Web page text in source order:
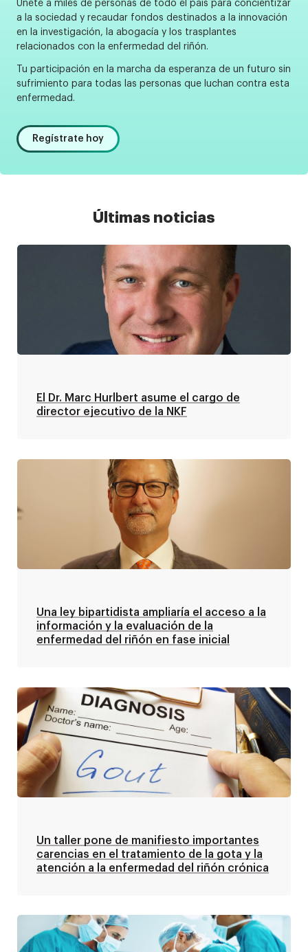
Únete a miles de personas de todo el país para concientizar
a la sociedad y recaudar fondos destinados a la innovación
en la investigación, la abogacía y los trasplantes
relacionados con la enfermedad del riñón.
Tu participación en la marcha da esperanza de un futuro sin
sufrimiento para todas las personas que luchan contra esta
enfermedad.
Regístrate hoy
Últimas noticias
El Dr. Marc Hurlbert asume el cargo de
director ejecutivo de la NKF
Una ley bipartidista ampliaría el acceso a la
información y la evaluación de la
enfermedad del riñón en fase inicial
Un taller pone de manifiesto importantes
carencias en el tratamiento de la gota y la
atención a la enfermedad del riñón crónica